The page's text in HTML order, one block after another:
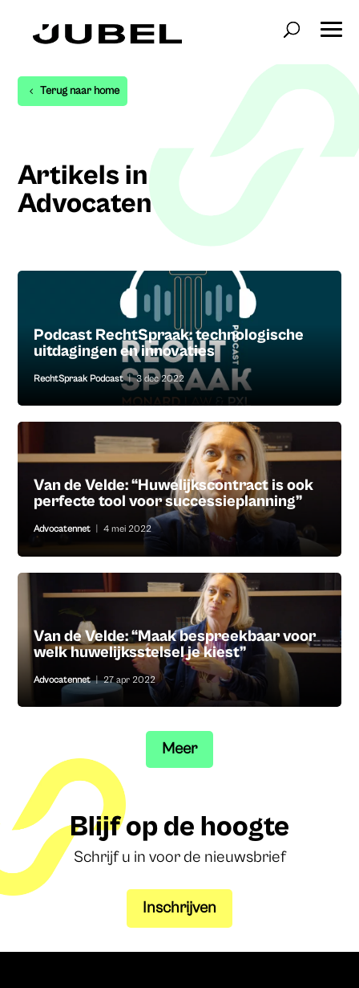
Terug naar home
Artikels in
Advocaten
Podcast RechtSpraak: technologische
uitdagingen en innovaties
RechtSpraak Podcast | 3 dec 2022
Van de Velde: “Huwelijkscontract is ook
perfecte tool voor successieplanning”
Advocatennet 4 mei 2022
Van de Velde: “Maak bespreekbaar voor
welk huwelijksstelsel je kiest”
Advocatennet | 27 apr 2022
Meer
Blijf op de hoogte
Schrijf u in voor de nieuwsbrief
Inschrijven